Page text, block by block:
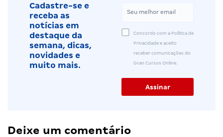
Cadastre-se e
receba as
notícias em
destaque da
semana, dicas,
novidades e
muito mais.
Concordo com a Política de
Privacidade e aceito
receber comunicações do
Gran Cursos Online.
Deixe um comentário